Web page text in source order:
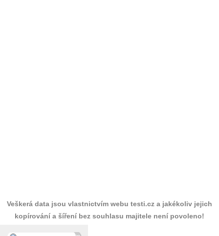
Veškerá data jsou vlastnictvím webu testi.cz a jakékoliv jejich
kopírování a šíření bez souhlasu majitele není povoleno!